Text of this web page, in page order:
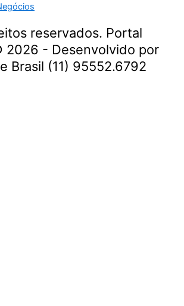
reservados. Portal
2026 - Desenvolvido por
Brasil (11) 95552.6792